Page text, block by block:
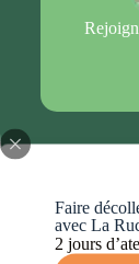
Faire
avec La
2 jours